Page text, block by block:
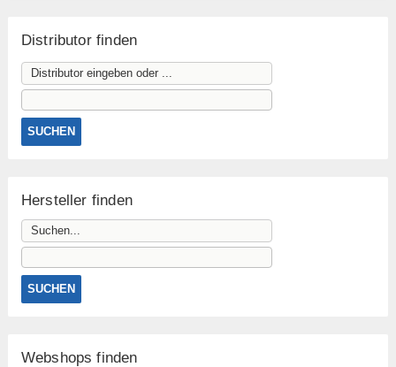
Distributor finden
Hersteller finden
Webshops finden